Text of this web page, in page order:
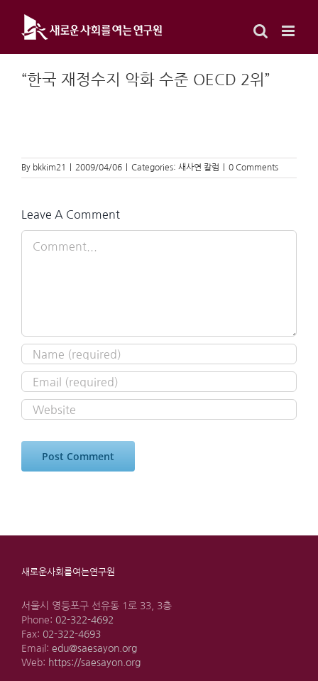
content
“한국 재정수지 악화 수준 OECD 2위”
By bkkim21 2009/04/06 Categories: 새사연 칼럼 0 Comments
Leave A Comment
새로운사회를여는연구원
서울시 영등포구 선유동 1로 33, 3층
Phone: 02-322-4692
Fax: 02-322-4693
Email: edu@saesayon.org
Web: https://saesayon.org